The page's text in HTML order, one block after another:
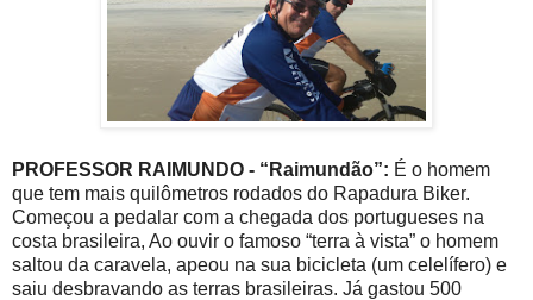
PROFESSOR RAIMUNDO - “Raimundão”: É o homem
que tem mais quilômetros rodados do Rapadura Biker.
Começou a pedalar com a chegada dos portugueses na
costa brasileira, Ao ouvir o famoso “terra à vista” o homem
saltou da caravela, apeou na sua bicicleta (um celelífero) e
saiu desbravando as terras brasileiras. Já gastou 500